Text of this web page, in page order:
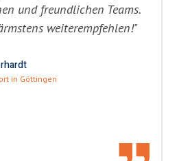
und freundlichen Teams.
weiterempfehlen!"
in Göttingen